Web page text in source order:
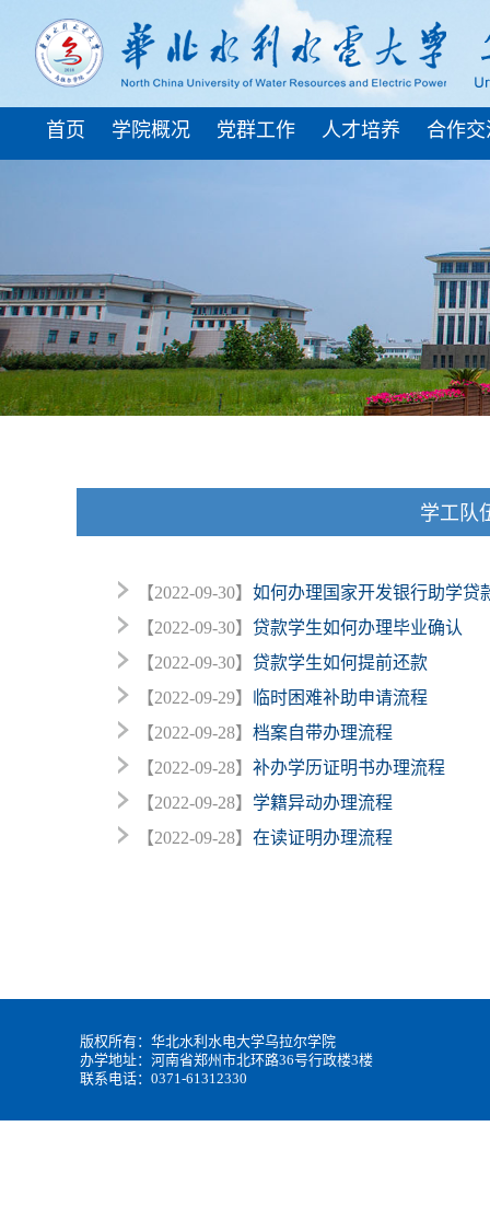
首页 学院概况 党群工作 人才培养 合作交
学工队
【2022-09-30】 如何办理国家开发银行助学贷
【2022-09-30】 贷款学生如何办理毕业确认
【2022-09-30】 贷款学生如何提前还款
【2022-09-29】
临时困难补助申请流程
【2022-09-28】 档案自带办理流程
【2022-09-28】 补办学历证明书办理流程
【2022-09-28】 学籍异动办理流程
【2022-09-28】 在读证明办理流程
版权所有：华北水利水电大学乌拉尔学院
办学地址：河南省郑州市北环路36号行政楼3楼
联系电话：0371-61312330